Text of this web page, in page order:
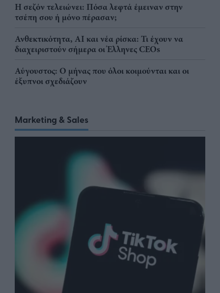
Η σεζόν τελειώνει: Πόσα λεφτά έμειναν στην
τσέπη σου ή μόνο πέρασαν;
Ανθεκτικότητα, AI και νέα ρίσκα: Τι έχουν να
διαχειριστούν σήμερα οι Έλληνες CEOs
Αύγουστος: Ο μήνας που όλοι κοιμούνται και οι
έξυπνοι σχεδιάζουν
Marketing & Sales